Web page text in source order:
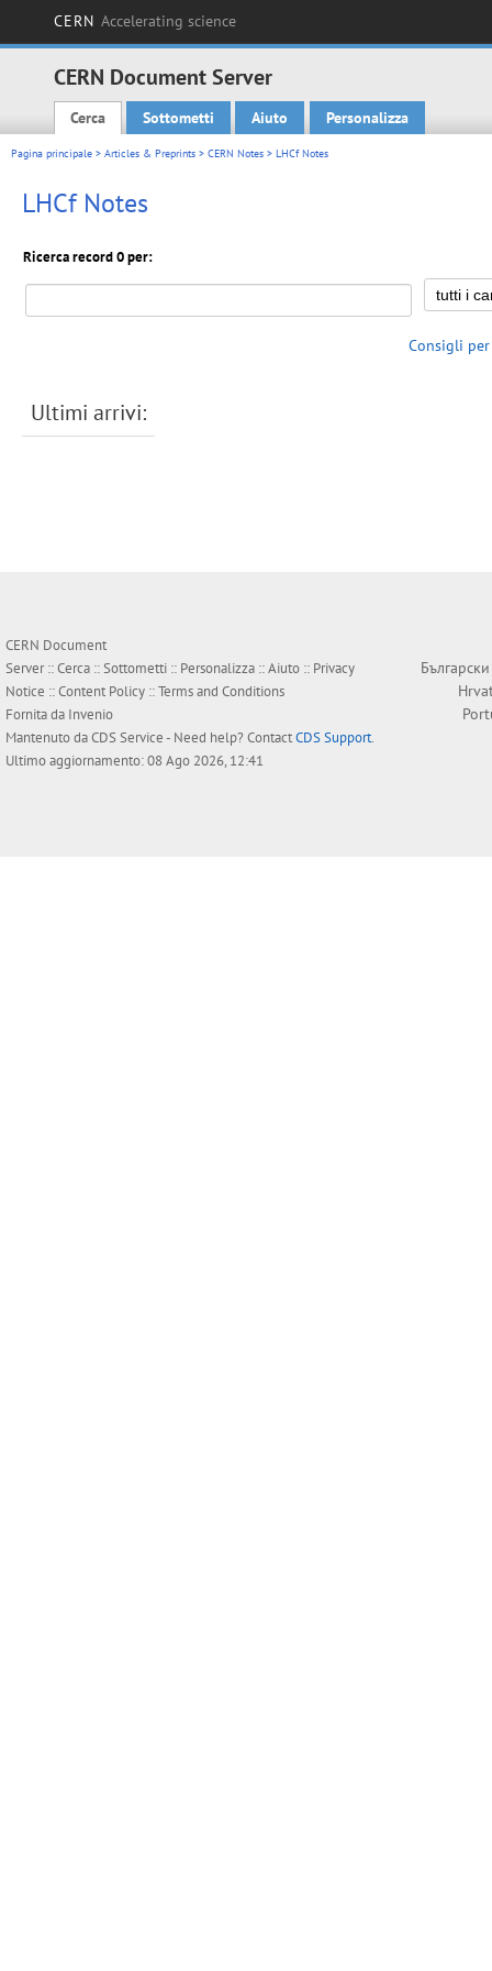
CERN Accelerating science
CERN Document Server
Main menu
Cerca Sottometti Aiuto Personalizza
Pagina principale > Articles & Preprints > CERN Notes > LHCf Notes
LHCf Notes
Ricerca record 0 per:
Consigli per
Ultimi arrivi:
CERN Document
Server ::Cerca ::Sottometti :: Personalizza ::Aiuto :: Privacy
Notice ::Content Policy ::Terms and Conditions
Fornita da Invenio
Mantenuto daCDS Service- Need help? ContactCDS Support.
Ultimo aggiornamento: 08 Ago 2026, 12:41
Български